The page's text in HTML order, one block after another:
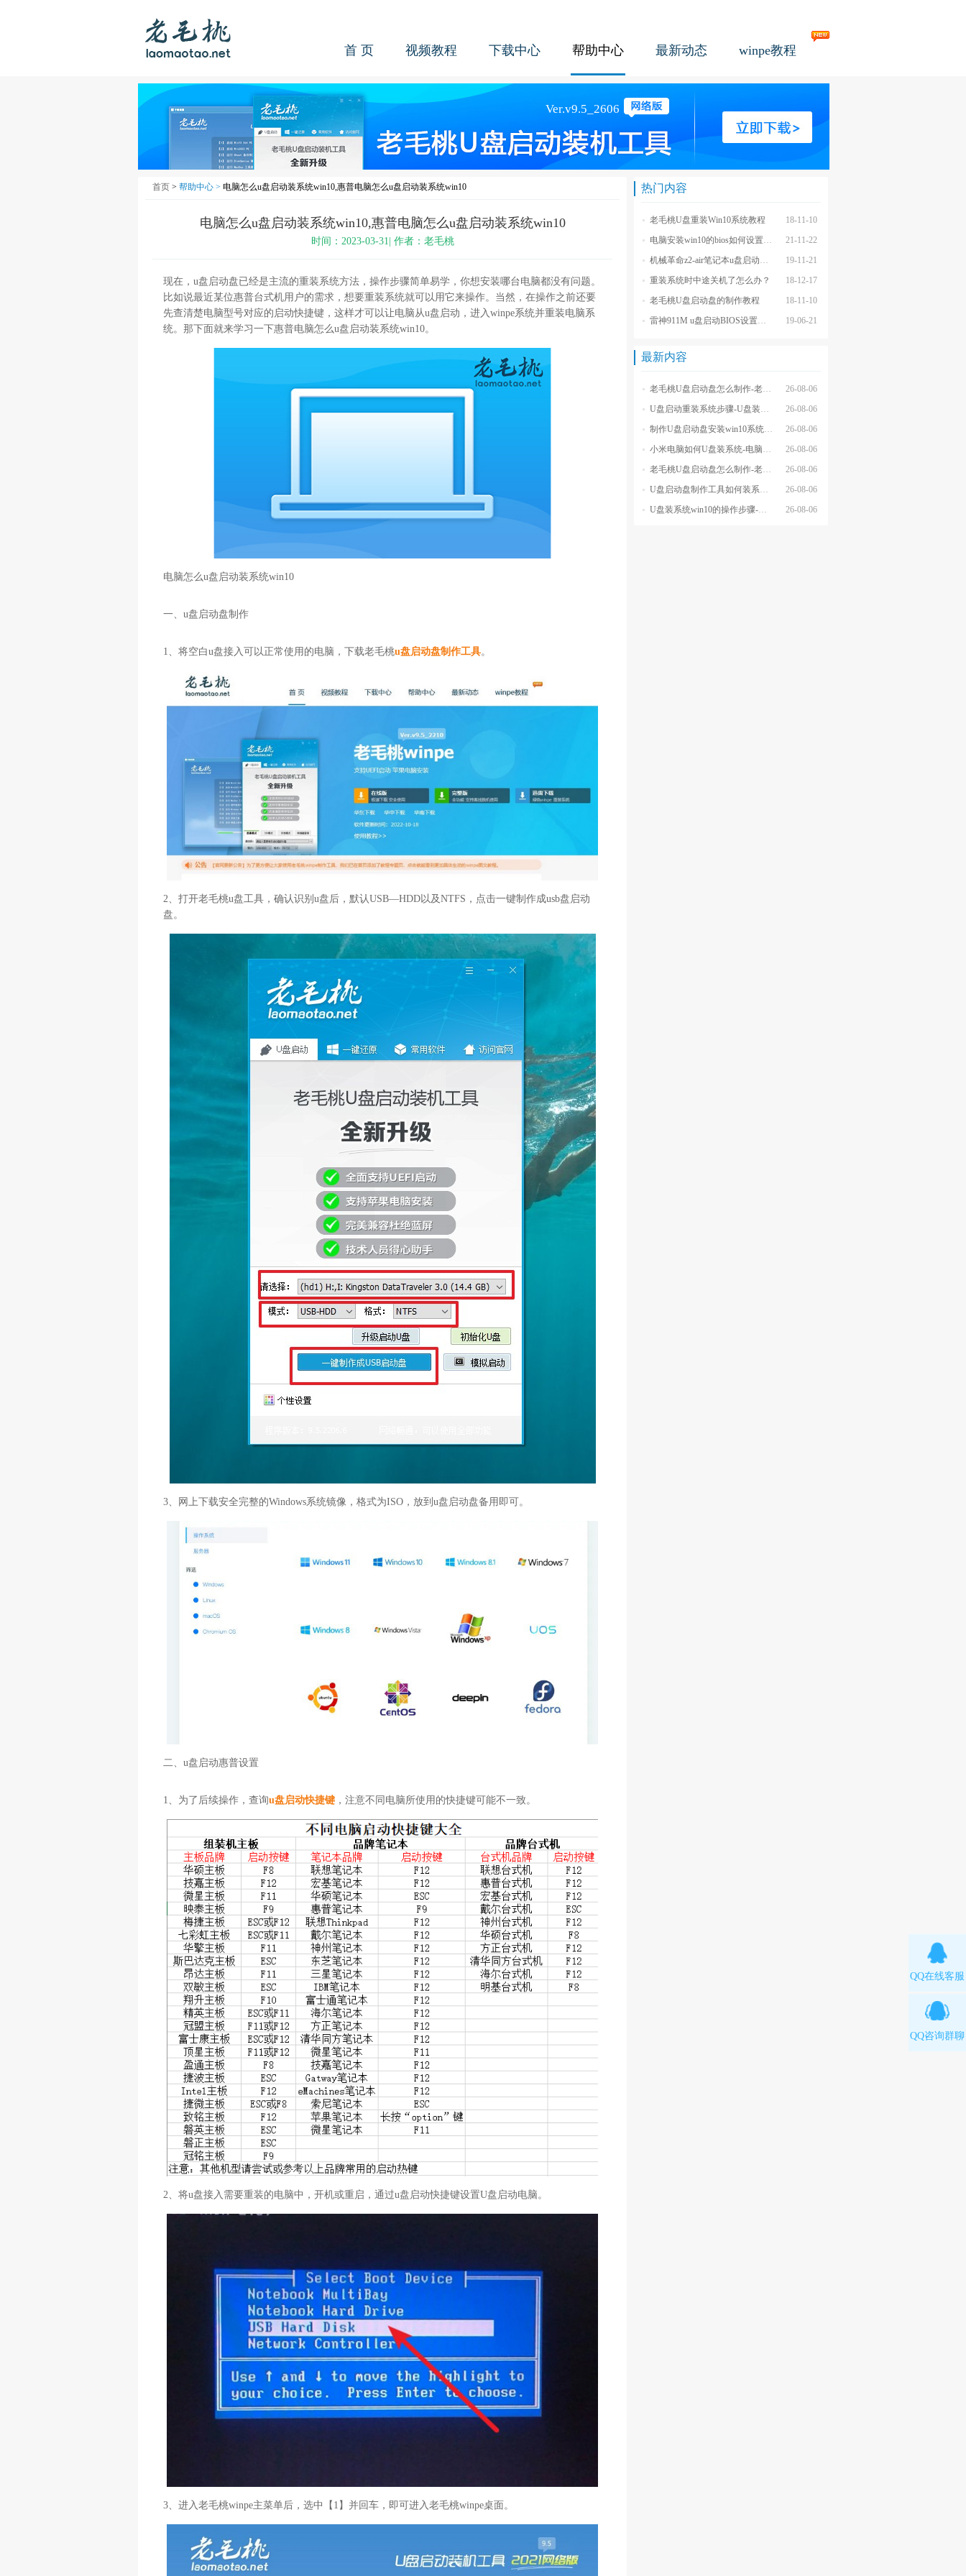
首 页 视频教程 下载中心 帮助中心 最新动态 winpe教程
首页 > 帮助中心 > 电脑怎么u盘启动装系统win10,惠普电脑怎么u盘启动装系统win10
电脑怎么u盘启动装系统win10,惠普电脑怎么u盘启动装系统win10
时间：2023-03-31| 作者：老毛桃
现在，u盘启动盘已经是主流的重装系统方法，操作步骤简单易学，你想安装哪台电脑都没有问题。
比如说最近某位惠普台式机用户的需求，想要重装系统就可以用它来操作。当然，在操作之前还要
先查清楚电脑型号对应的启动快捷键，这样才可以让电脑从u盘启动，进入winpe系统并重装电脑系
统。那下面就来学习一下惠普电脑怎么u盘启动装系统win10。
电脑怎么u盘启动装系统win10
一、u盘启动盘制作
1、将空白u盘接入可以正常使用的电脑，下载老毛桃u盘启动盘制作工具。
2、打开老毛桃u盘工具，确认识别u盘后，默认USB—HDD以及NTFS，点击一键制作成usb盘启动
盘。
3、网上下载安全完整的Windows系统镜像，格式为ISO，放到u盘启动盘备用即可。
二、u盘启动惠普设置
1、为了后续操作，查询u盘启动快捷键 ，注意不同电脑所使用的快捷键可能不一致。
2、将u盘接入需要重装的电脑中，开机或重启，通过u盘启动快捷键设置U盘启动电脑。
3、进入老毛桃winpe主菜单后，选中【1】并回车，即可进入老毛桃winpe桌面。
热门内容
18-11-10
老毛桃U盘重装Win10系统教程
21-11-22
电脑安装win10的bios如何设置u盘图文教程
19-11-21
机械革命z2-air笔记本u盘启动BIOS设置教程
18-12-17
重装系统时中途关机了怎么办？
18-11-10
老毛桃U盘启动盘的制作教程
19-06-21
雷神911M u盘启动BIOS设置教程
最新内容
26-08-06
老毛桃U盘启动盘怎么制作-老毛桃winpeU盘启动盘制作步骤
26-08-06
U盘启动重装系统步骤-U盘装系统步骤操作
26-08-06
制作U盘启动盘安装win10系统步骤-制作U盘启动盘安装win10系统步骤
26-08-06
小米电脑如何U盘装系统-电脑怎么U盘装系统
26-08-06
老毛桃U盘启动盘怎么制作-老毛桃U盘启动盘制作步骤
26-08-06
U盘启动盘制作工具如何装系统- U盘启动盘制作工具怎么装系统
26-08-06
U盘装系统win10的操作步骤-外星人U盘装系统win10电脑
QQ在线客服
QQ咨询群聊